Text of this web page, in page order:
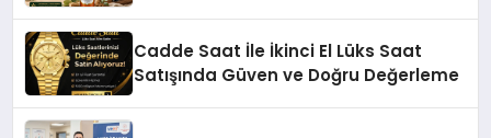
Cadde Saat İle İkinci El Lüks Saat
Satışında Güven ve Doğru Değerleme